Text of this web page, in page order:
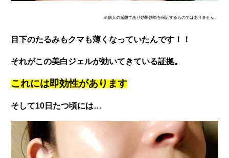
※個人の感想であり効果効能を保証するものではありません。
目下のたるみもクマも薄くなっていたんです！！
それがこの美白ジェルが効いてきている証拠。
これには即効性があります
そして10日たつ頃には…